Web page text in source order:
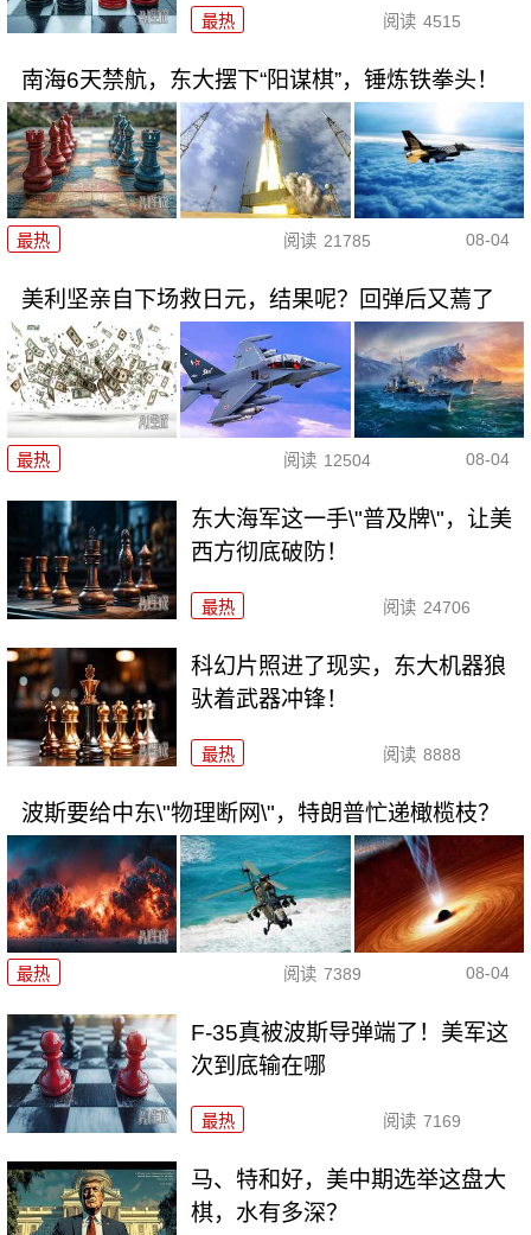
最热 阅读 4515
南海6天禁航，东大摆下“阳谋棋”，锤炼铁拳头！
最热 阅读 21785 08-04
美利坚亲自下场救日元，结果呢？回弹后又蔫了
最热 阅读 12504 08-04
东大海军这一手\"普及牌\"，让美
西方彻底破防！
最热 阅读 24706
科幻片照进了现实，东大机器狼
驮着武器冲锋！
最热 阅读 8888
波斯要给中东\"物理断网\"，特朗普忙递橄榄枝？
最热 阅读 7389 08-04
F-35真被波斯导弹端了！美军这
次到底输在哪
最热 阅读 7169
马、特和好，美中期选举这盘大
棋，水有多深？